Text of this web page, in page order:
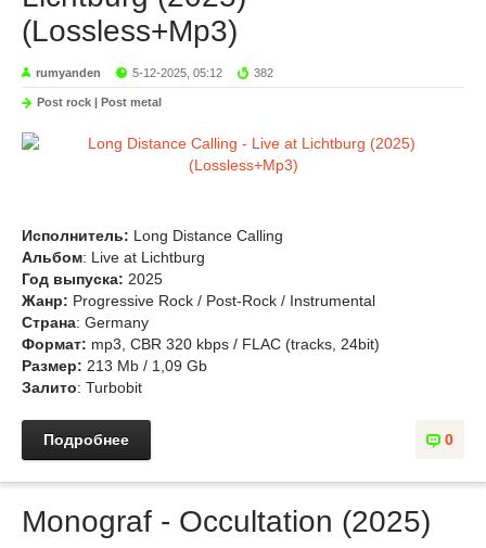
(Lossless+Mp3)
rumyanden 5-12-2025, 05:12 382
Post rock | Post metal
Исполнитель: Long Distance Calling
Альбом: Live at Lichtburg
Год выпуска: 2025
Жанр: Progressive Rock / Post-Rock / Instrumental
Страна: Germany
Формат: mp3, CBR 320 kbps / FLAC (tracks, 24bit)
Размер: 213 Mb / 1,09 Gb
Залито: Turbobit
0
Подробнее
Monograf - Occultation (2025)